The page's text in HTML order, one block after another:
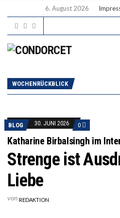
6. August 2026
WOCHENRÜCKBLICK
BLOG 30. JUNI 2026 0
Katharine Birbalsingh im
Strenge ist
Liebe
von REDAKTION